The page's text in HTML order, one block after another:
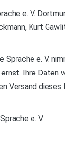
e. V.
Kurt
Sprache e. V.
Ihre Daten
Versand dieses
e. V.